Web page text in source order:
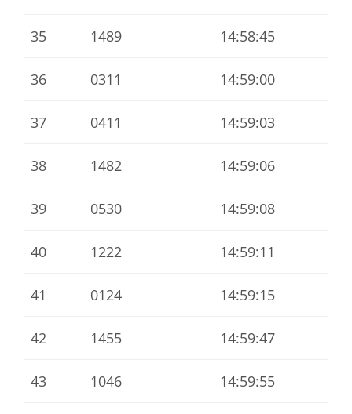
35 1489 14:58:45
36 0311 14:59:00
37 0411 14:59:03
38 1482 14:59:06
39 0530 14:59:08
40 1222 14:59:11
41 0124 14:59:15
42 1455 14:59:47
43 1046 14:59:55